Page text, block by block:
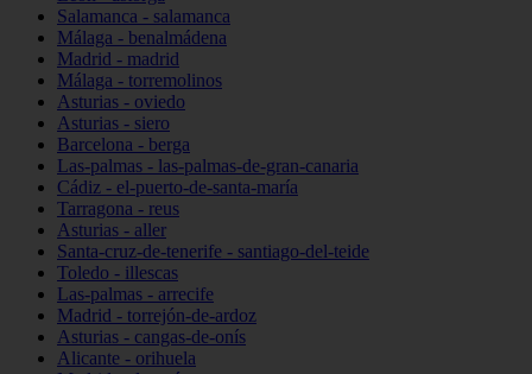
Salamanca - salamanca
Málaga - benalmádena
Madrid - madrid
Málaga - torremolinos
Asturias - oviedo
Asturias - siero
Barcelona - berga
Las-palmas - las-palmas-de-gran-canaria
Cádiz - el-puerto-de-santa-maría
Tarragona - reus
Asturias - aller
Santa-cruz-de-tenerife - santiago-del-teide
Toledo - illescas
Las-palmas - arrecife
Madrid - torrejón-de-ardoz
Asturias - cangas-de-onís
Alicante - orihuela